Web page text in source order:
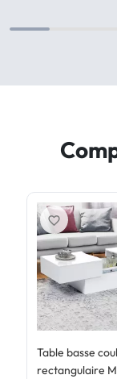
Table basse
rectangulaire
favorite_border